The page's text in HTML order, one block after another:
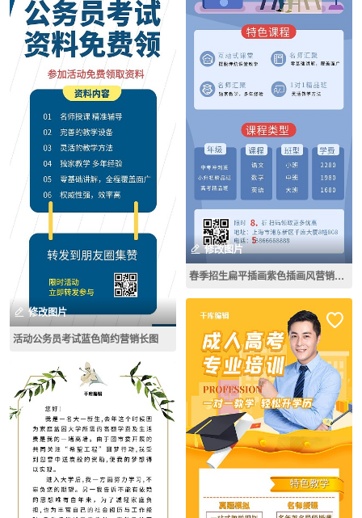
修改图片
活动公务员考试蓝色简约营销长图
修改图片
春季招生扁平插画紫色插画风营销长图